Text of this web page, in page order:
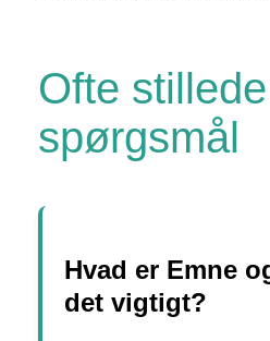
Ofte stillede
spørgsmål
Hvad er Emne
det vigtigt?